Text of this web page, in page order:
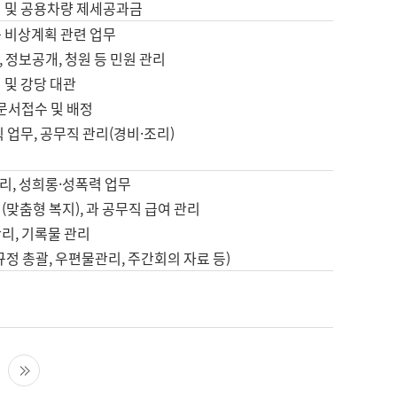
공용차량 제세공과금
상계획 관련 업무
보공개, 청원 등 민원 관리
강당 대관
서접수 및 배정
업무, 공무직 관리(경비·조리)
, 성희롱·성폭력 업무
춤형 복지), 과 공무직 급여 관리
, 기록물 관리
정 총괄, 우편물관리, 주간회의 자료 등)
음 페이지마지막 페이지